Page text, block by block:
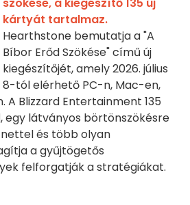
szökése, a kiegészítő 135 új
kártyát tartalmaz.
Hearthstone bemutatja a "A
Bíbor Erőd Szökése" című új
kiegészítőjét, amely 2026. július
8-tól elérhető PC-n, Mac-en,
A Blizzard Entertainment 135
egy látványos börtönszökésre
és több olyan
a gyűjtögetős
felforgatják a stratégiákat.